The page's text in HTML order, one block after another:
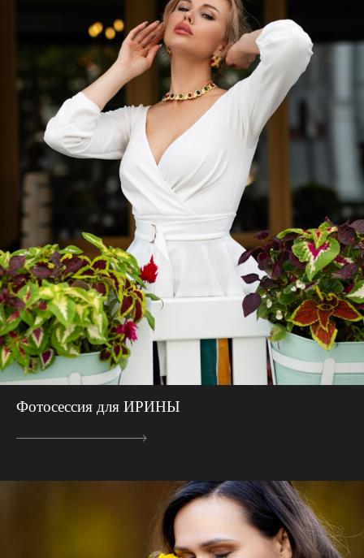
Фотосессия для ИРИНЫ